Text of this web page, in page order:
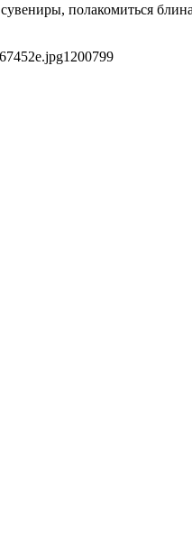
полакомиться
1200799